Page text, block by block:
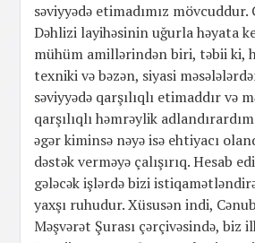
səviyyədə etimadımız mövcuddur.
Dəhlizi layihəsinin uğurla həyata
mühüm amillərindən biri, təbii ki,
texniki və bəzən, siyasi
səviyyədə qarşılıqlı etimaddır və
qarşılıqlı həmrəylik
əgər kiminsə nəyə isə ehtiyacı
dəstək verməyə çalışırıq. Hesab
gələcək işlərdə bizi
yaxşı ruhudur. Xüsusən indi,
Məşvərət Şurası çərçivəsində, biz